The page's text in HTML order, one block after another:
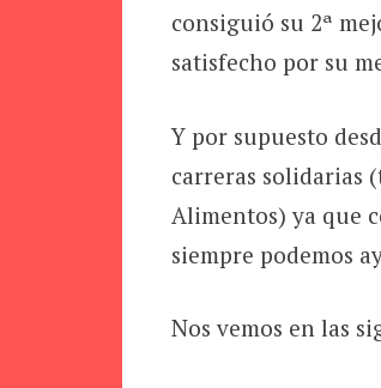
consiguió su 2ª
satisfecho por su
Y por supuesto
carreras solidarias
Alimentos) ya que
siempre podemos
Nos vemos en las